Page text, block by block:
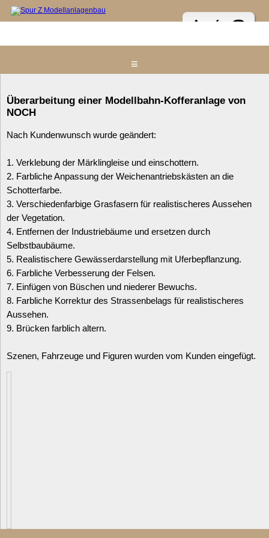
Anrufen ☎
≡
Messestand & Anlage
Präsentationsdioramen
In Planung / Im Bau - NEU
Aktuelles
Kontakt zum Spur Z Atelier
Impressum
Z-Links
Datenschutzerklärung
Überarbeitung einer Modellbahn-Kofferanlage von
NOCH
Nach Kundenwunsch wurde geändert:
1. Verklebung der Märklingleise und einschottern.
2. Farbliche Anpassung der Weichenantriebskästen an die
Schotterfarbe.
3. Verschiedenfarbige Grasfasern für realistischeres Aussehen
der Vegetation.
4. Entfernen der Industriebäume und ersetzen durch
Selbstbaubäume.
5. Realistischere Gewässerdarstellung mit Uferbepflanzung.
6. Farbliche Verbesserung der Felsen.
7. Einfügen von Büschen und niederer Bewuchs.
8. Farbliche Korrektur des Strassenbelags für realistischeres
Aussehen.
9. Brücken farblich altern.
Szenen, Fahrzeuge und Figuren wurden vom Kunden eingefügt.